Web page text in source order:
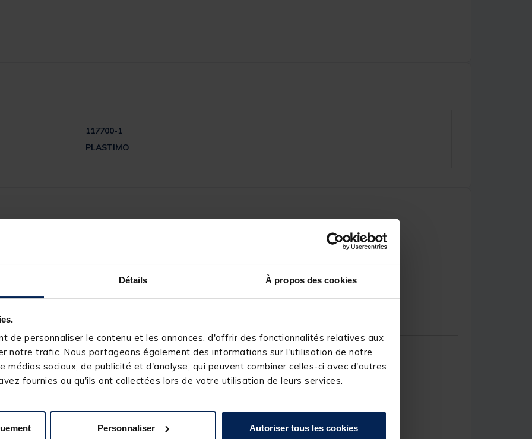
Détails À propos des cookies
de personnaliser le contenu et les annonces, d'offrir des fonctionnalités relatives aux
notre trafic. Nous partageons également des informations sur l'utilisation de notre
médias sociaux, de publicité et d'analyse, qui peuvent combiner celles-ci avec d'autres
fournies ou qu'ils ont collectées lors de votre utilisation de leurs services.
Personnaliser Autoriser tous les cookies
117700-1
PLASTIMO
0